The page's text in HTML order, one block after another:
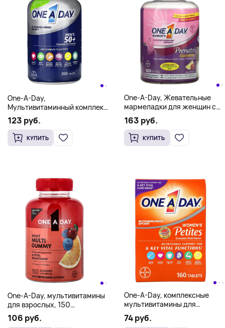
One-A-Day,
Мультивитаминный комплекс
для мужчин старше 50 лет,
200 таблеток
123 руб.
КУПИТЬ
One-A-Day, Жевательные
мармеладки для женщин с
фолиевой кислотой и ДГК,
мультивитаминная /
мультиминеральная
добавка, 120 жевательных
163 руб.
КУПИТЬ
One-A-Day, мультивитамины
для взрослых, 150
жевательных таблеток
106 руб.
One-A-Day, комплексные
мультивитамины для
женщин, миникапсулы, 160
штук
74 руб.